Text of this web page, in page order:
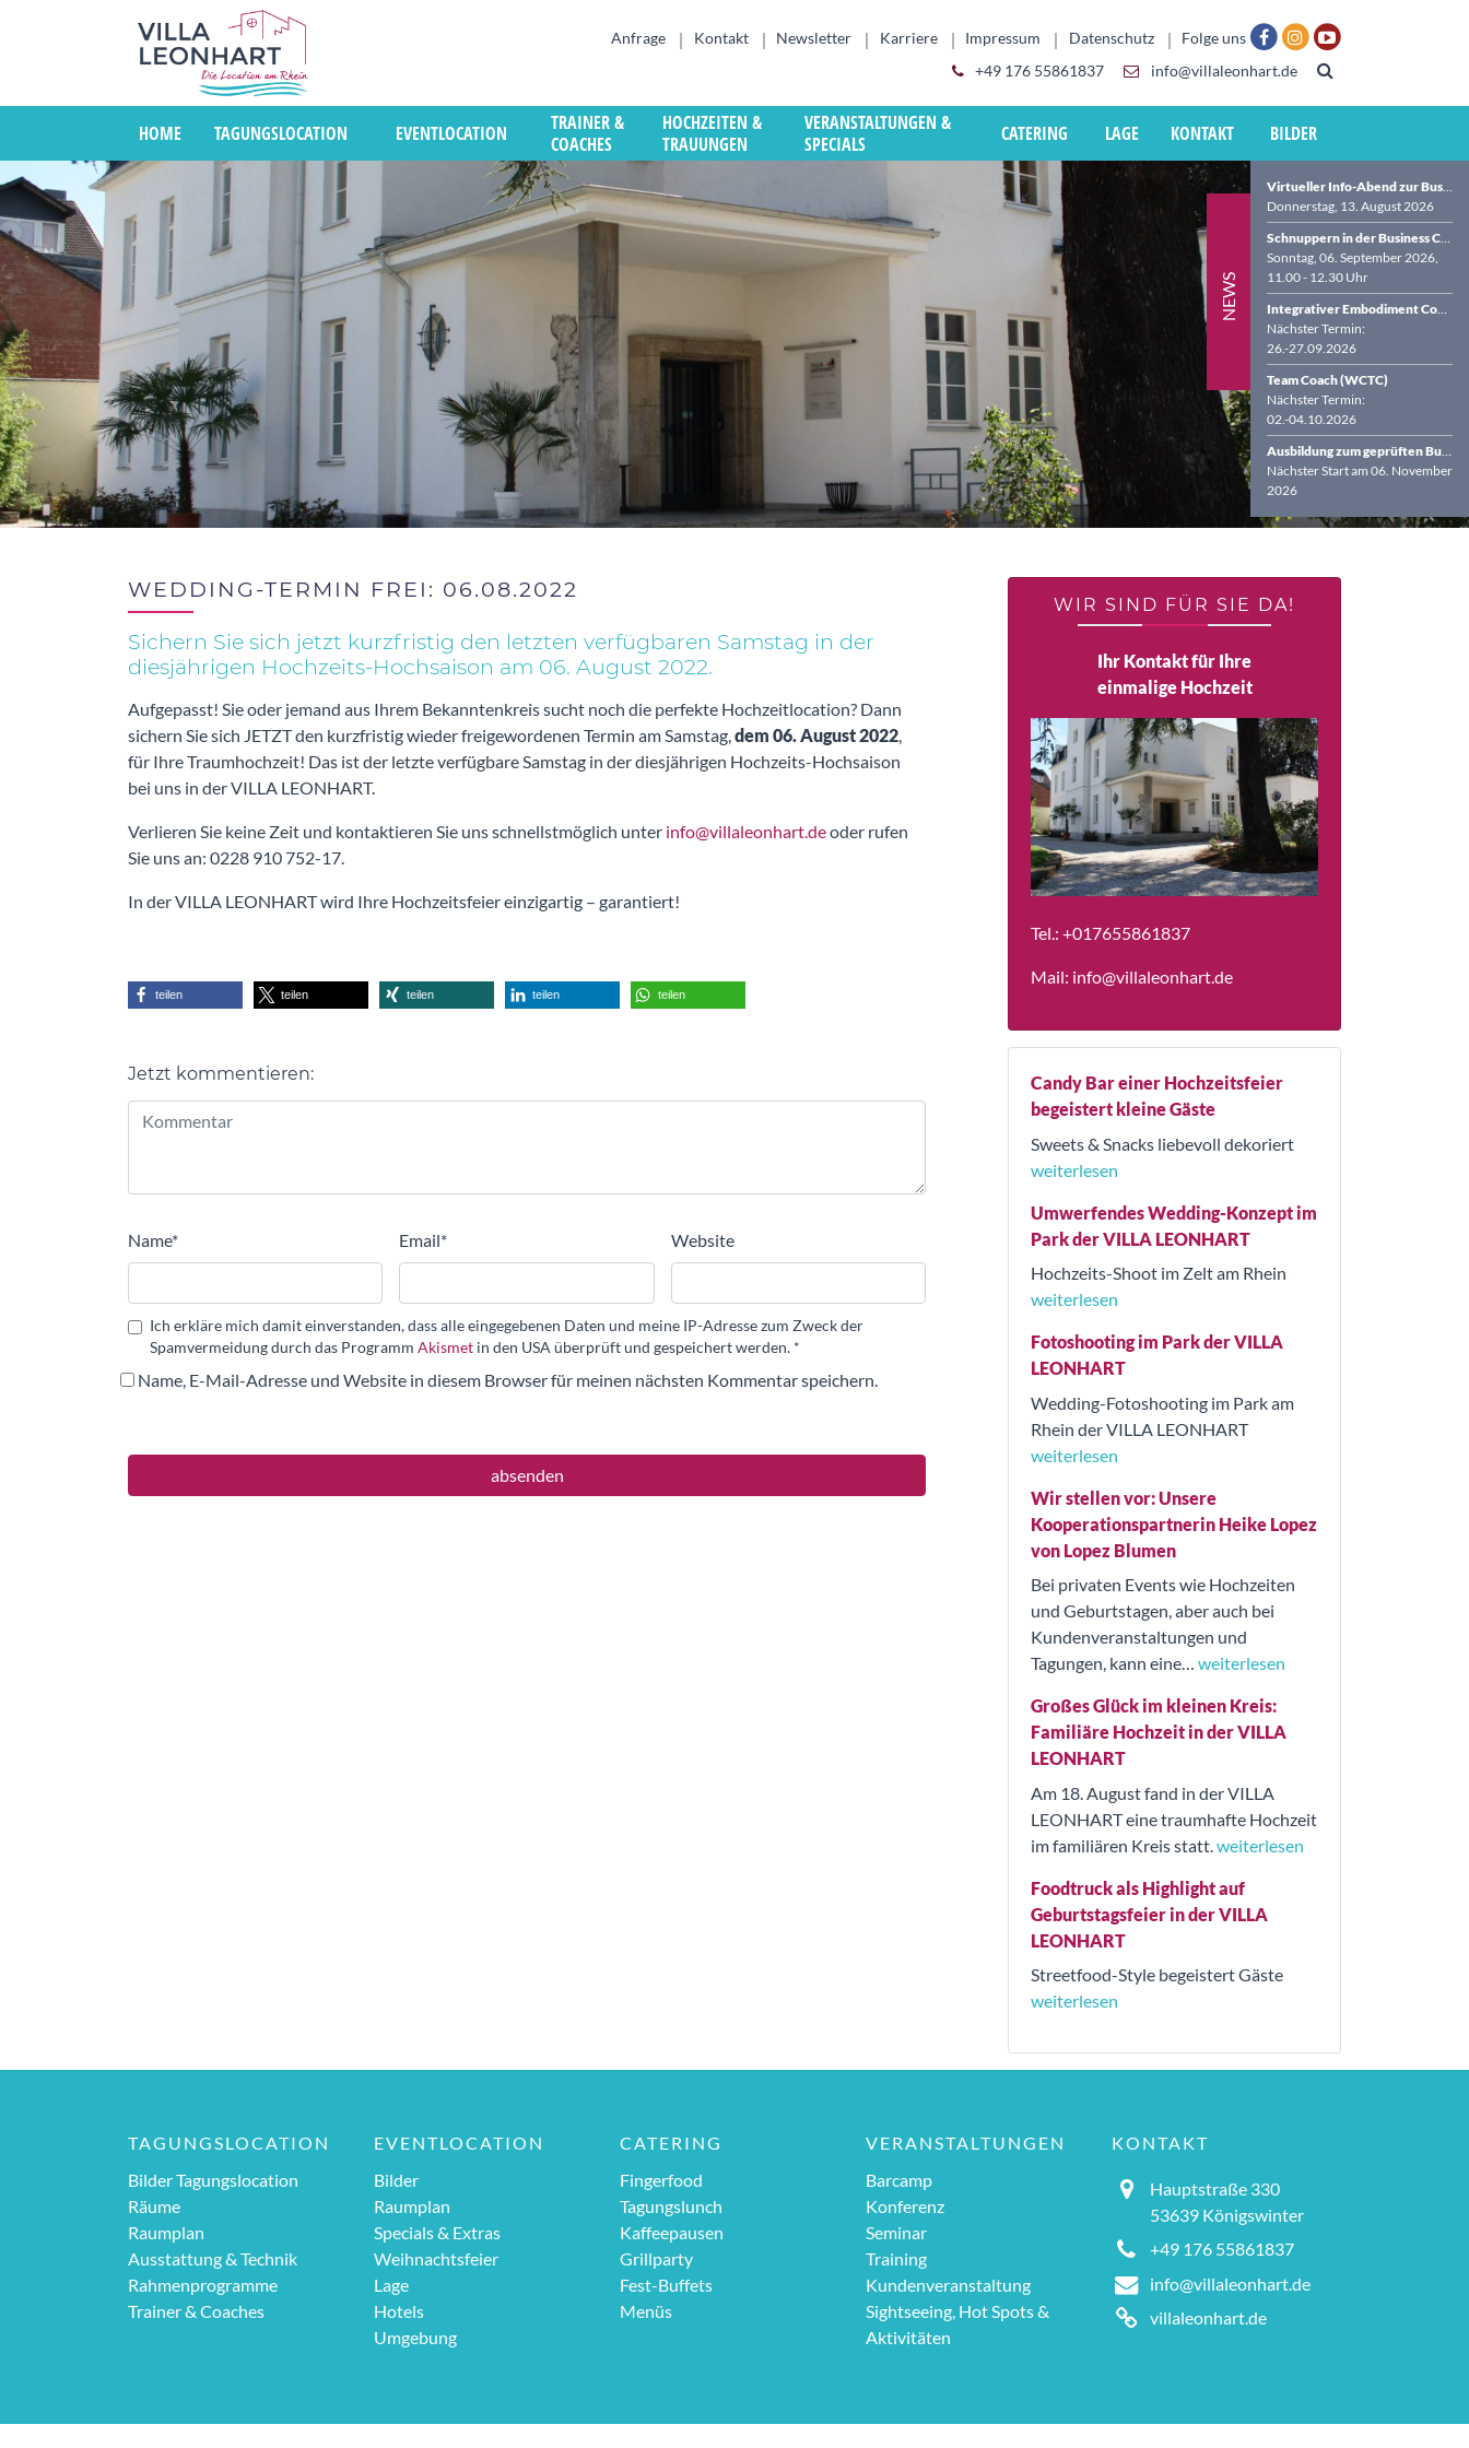
Anfrage Kontakt Newsletter Karriere Impressum Datenschutz
Folge uns
+49 176 55861837
info@villaleonhart.de
HOME TAGUNGSLOCATION EVENTLOCATION
TRAINER &
COACHES
HOCHZEITEN &
TRAUUNGEN
VERANSTALTUNGEN &
SPECIALS
CATERING LAGE KONTAKT BILDER
NEWS
Donnerstag, 13. August 2026
Sonntag, 06. September 2026,
11.00 - 12.30 Uhr
Nächster Termin:
26.-27.09.2026
Team Coach (WCTC)
Nächster Termin:
02.-04.10.2026
Nächster Start am 06. November
2026
WEDDING-TERMIN FREI: 06.08.2022
Sichern Sie sich jetzt kurzfristig den letzten verfügbaren Samstag in der
diesjährigen Hochzeits-Hochsaison am 06. August 2022.
Aufgepasst! Sie oder jemand aus Ihrem Bekanntenkreis sucht noch die perfekte Hochzeitlocation? Dann
sichern Sie sich JETZT den kurzfristig wieder freigewordenen Termin am Samstag,dem 06. August 2022,
für Ihre Traumhochzeit! Das ist der letzte verfügbare Samstag in der diesjährigen Hochzeits-Hochsaison
bei uns in der VILLA LEONHART.
Verlieren Sie keine Zeit und kontaktieren Sie uns schnellstmöglich unter info@villaleonhart.deoder rufen
Sie uns an: 0228 910 752-17.
In der VILLA LEONHART wird Ihre Hochzeitsfeier einzigartig – garantiert!
teilen teilen teilen teilen teilen
Jetzt kommentieren:
Name* Email* Website
Ich erkläre mich damit einverstanden, dass alle eingegebenen Daten und meine IP-Adresse zum Zweck der
Spamvermeidung durch das Programm Akismet in den USA überprüft und gespeichert werden. *
Name, E-Mail-Adresse und Website in diesem Browser für meinen nächsten Kommentar speichern.
Alternative:
WIR SIND FÜR SIE DA!
Ihr Kontakt für Ihre
einmalige Hochzeit
Tel.: +017655861837
Mail: info@villaleonhart.de
Candy Bar einer Hochzeitsfeier
begeistert kleine Gäste
Sweets & Snacks liebevoll dekoriert
weiterlesen
Umwerfendes Wedding-Konzept im
Park der VILLA LEONHART
Hochzeits-Shoot im Zelt am Rhein
weiterlesen
Fotoshooting im Park der VILLA
LEONHART
Wedding-Fotoshooting im Park am
Rhein der VILLA LEONHART
weiterlesen
Wir stellen vor: Unsere
Kooperationspartnerin Heike Lopez
von Lopez Blumen
Bei privaten Events wie Hochzeiten
und Geburtstagen, aber auch bei
Kundenveranstaltungen und
Tagungen, kann eine… weiterlesen
Großes Glück im kleinen Kreis:
Familiäre Hochzeit in der VILLA
LEONHART
Am 18. August fand in der VILLA
LEONHART eine traumhafte Hochzeit
im familiären Kreis statt. weiterlesen
Foodtruck als Highlight auf
Geburtstagsfeier in der VILLA
LEONHART
Streetfood-Style begeistert Gäste
weiterlesen
TAGUNGSLOCATION
Bilder Tagungslocation
Räume
Raumplan
Ausstattung & Technik
Rahmenprogramme
Trainer & Coaches
EVENTLOCATION
Bilder
Raumplan
Specials & Extras
Weihnachtsfeier
Lage
Hotels
Umgebung
CATERING
Fingerfood
Tagungslunch
Kaffeepausen
Grillparty
Fest-Buffets
Menüs
VERANSTALTUNGEN
Barcamp
Konferenz
Seminar
Training
Kundenveranstaltung
Sightseeing, Hot Spots &
Aktivitäten
KONTAKT
Hauptstraße 330
53639 Königswinter
+49 176 55861837
info@villaleonhart.de
villaleonhart.de